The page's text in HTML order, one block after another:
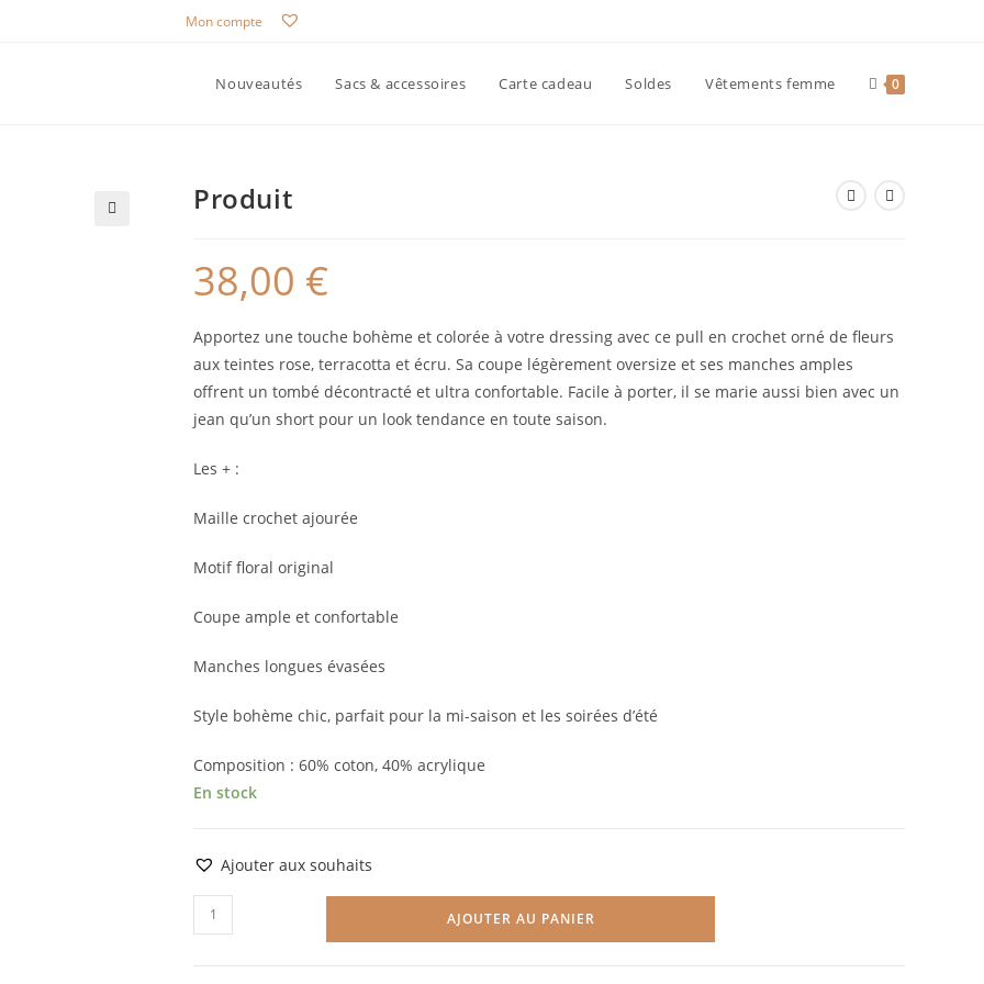
Mon compte
Nouveautés Sacs & accessoires Carte cadeau Soldes Vêtements femme 0
Produit
38,00 €
Apportez une touche bohème et colorée à votre dressing avec ce pull en crochet orné de fleurs
aux teintes rose, terracotta et écru. Sa coupe légèrement oversize et ses manches amples
offrent un tombé décontracté et ultra confortable. Facile à porter, il se marie aussi bien avec un
jean qu’un short pour un look tendance en toute saison.
Les + :
Maille crochet ajourée
Motif floral original
Coupe ample et confortable
Manches longues évasées
Style bohème chic, parfait pour la mi-saison et les soirées d’été
Composition : 60% coton, 40% acrylique
En stock
Ajouter aux souhaits
quantité
de
AJOUTER AU PANIER